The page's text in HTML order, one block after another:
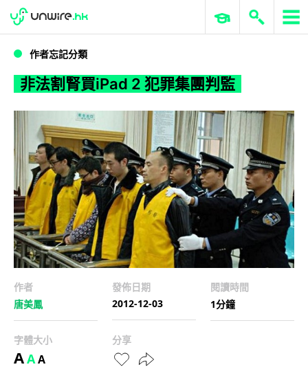
非法割腎買iPad 2 犯罪集團判監
WWDC 2026 ERP 與商業 AI
作者忘記分類
非法割腎買iPad 2 犯罪集團判監
作者
唐美鳳
發佈日期
2012-12-03
閱讀時間
1分鐘
字體大小
AAA
分享